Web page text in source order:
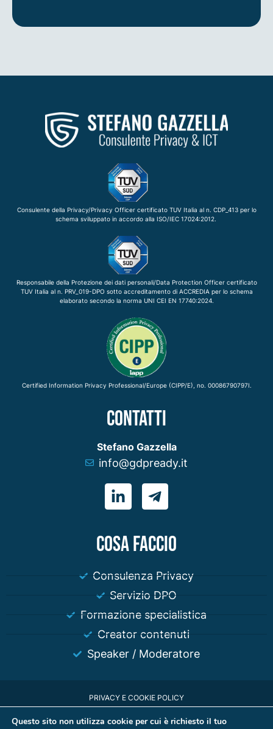
Consulente della Privacy/Privacy Officer certificato TUV Italia al n. CDP_413 per lo
schema sviluppato in accordo alla ISO/IEC 17024:2012.
Responsabile della Protezione dei dati personali/Data Protection Officer certificato
TUV Italia al n. PRV_019-DPO sotto accreditamento di ACCREDIA per lo schema
elaborato secondo la norma UNI CEI EN 17740:2024.
Certified Information Privacy Professional/Europe (CIPP/E), no. 00086790797I.
CONTATTI
Stefano Gazzella
info@gdpready.it
COSA FACCIO
Consulenza Privacy
Servizio DPO
Formazione specialistica
Creator contenuti
Speaker / Moderatore
PRIVACY E COOKIE POLICY
giornalisti n° 181010
Questo sito non utilizza cookie per cui è richiesto il tuo